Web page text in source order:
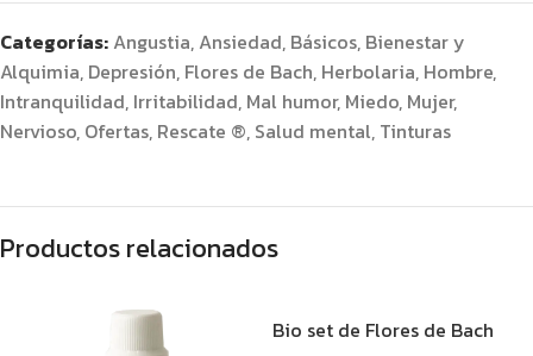
Categorías: Angustia, Ansiedad, Básicos, Bienestar y
Alquimia, Depresión, Flores de Bach, Herbolaria, Hombre,
Intranquilidad, Irritabilidad, Mal humor, Miedo, Mujer,
Nervioso, Ofertas, Rescate ®, Salud mental, Tinturas
Productos relacionados
Bio set de Flores de Bach